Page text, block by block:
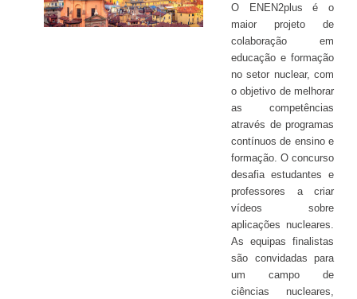
O ENEN2plus é o
maior projeto de
colaboração em
educação e formação
no setor nuclear, com
o objetivo de melhorar
as competências
através de programas
contínuos de ensino e
formação. O concurso
desafia estudantes e
professores a criar
vídeos sobre
aplicações nucleares.
As equipas finalistas
são convidadas para
um campo de
ciências nucleares,